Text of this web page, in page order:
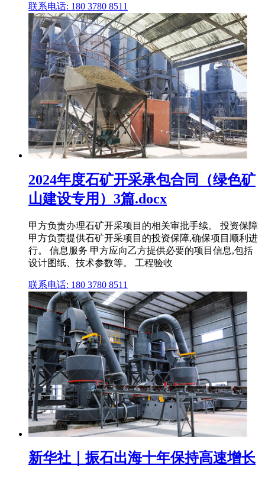
联系电话: 180 3780 8511
2024年度石矿开采承包合同（绿色矿
山建设专用）3篇.docx
甲方负责办理石矿开采项目的相关审批手续。 投资保障
甲方负责提供石矿开采项目的投资保障,确保项目顺利进
行。 信息服务 甲方应向乙方提供必要的项目信息,包括
设计图纸、技术参数等。 工程验收
联系电话: 180 3780 8511
新华社｜振石出海十年保持高速增长